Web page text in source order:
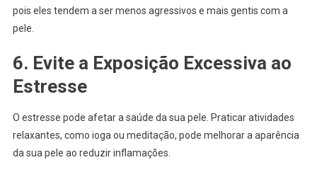
pois eles tendem a ser menos agressivos e mais gentis com a
pele.
6. Evite a Exposição Excessiva ao
Estresse
O estresse pode afetar a saúde da sua pele. Praticar atividades
relaxantes, como ioga ou meditação, pode melhorar a aparência
da sua pele ao reduzir inflamações.